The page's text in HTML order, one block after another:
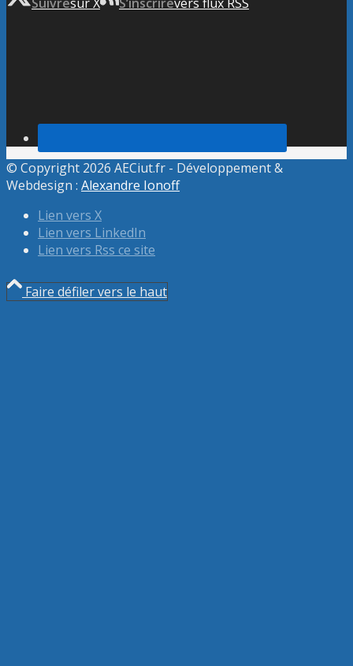
© Copyright 2026 AECiut.fr - Développement &
Webdesign : Alexandre Ionoff
Lien vers X
Lien vers LinkedIn
Lien vers Rss ce site
Faire défiler vers le haut